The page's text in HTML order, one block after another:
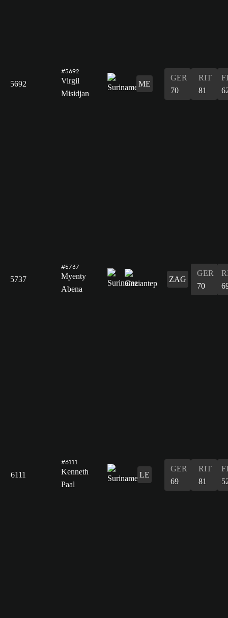
5692
#5692
Virgil
Misidjan
ME
GER
70
RIT
81
5737
#5737
Myenty
Abena
ZAG
GER
70
6111
#6111
Kenneth
Paal
LE
GER
69
RIT
81